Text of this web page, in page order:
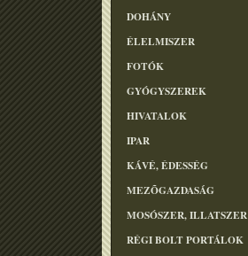
DOHÁNY
ÉLELMISZER
FOTÓK
GYÓGYSZEREK
HIVATALOK
IPAR
KÁVÉ, ÉDESSÉG
MEZÕGAZDASÁG
MOSÓSZER, ILLATSZER
RÉGI BOLT PORTÁLOK